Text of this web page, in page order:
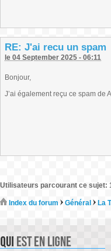
RE: J'ai recu un spam
le 04 September 2025 - 06:11
Bonjour,
J’ai également reçu ce spam de
Utilisateurs parcourant ce sujet:
Index du forum Général La